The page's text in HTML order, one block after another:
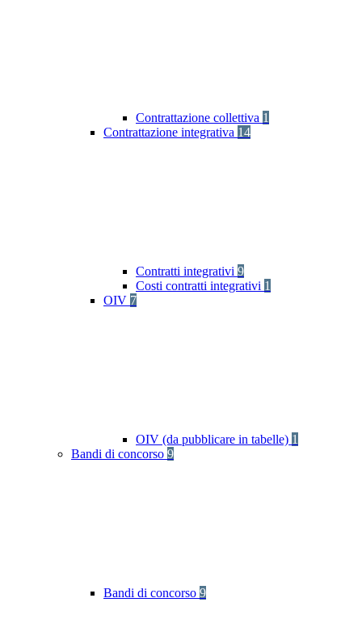
Contrattazione collettiva 1
Contrattazione integrativa 14
Contratti integrativi 9
Costi contratti integrativi 1
OIV 7
OIV (da pubblicare in tabelle) 1
Bandi di concorso 9
Bandi di concorso 9